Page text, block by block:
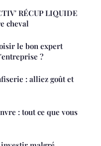
RÉCUP LIQUIDE
cheval
le bon expert
?
: alliez goût et
: tout ce que vous